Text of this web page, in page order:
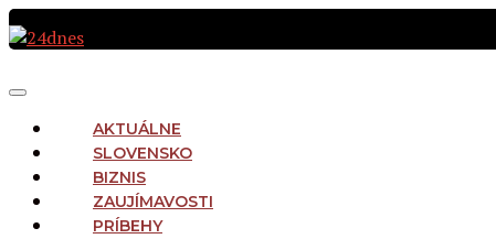
Preskočiť
na
Menu
AKTUÁLNE
SLOVENSKO
BIZNIS
ZAUJÍMAVOSTI
PRÍBEHY